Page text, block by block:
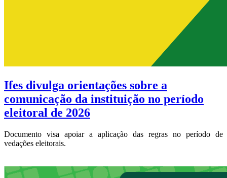
Ifes divulga orientações sobre a
comunicação da instituição no período
eleitoral de 2026
Documento visa apoiar a aplicação das regras no período de
vedações eleitorais.